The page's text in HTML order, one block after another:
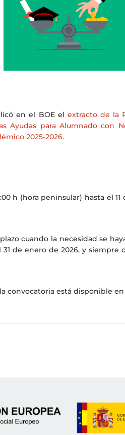
en el BOE el extracto de la
Ayudas para Alumnado con
2025-2026.
h (hora peninsular) hasta el
cuando la necesidad se
de enero de 2026, y siempre
convocatoria está disponible en